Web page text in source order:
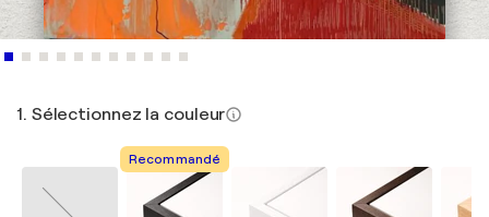
1. Sélectionnez la couleur
Recommandé